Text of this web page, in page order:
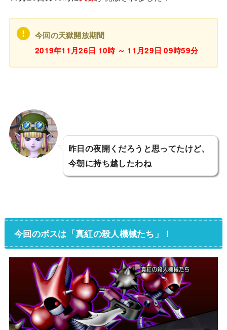
今回の天獄開放期間
2019年11月26日 10時 ～ 11月29日 09時59分
昨日の夜開くだろうと思ってたけど、
今朝に持ち越したわね
今回のボスは「真紅の殺人機械たち」！